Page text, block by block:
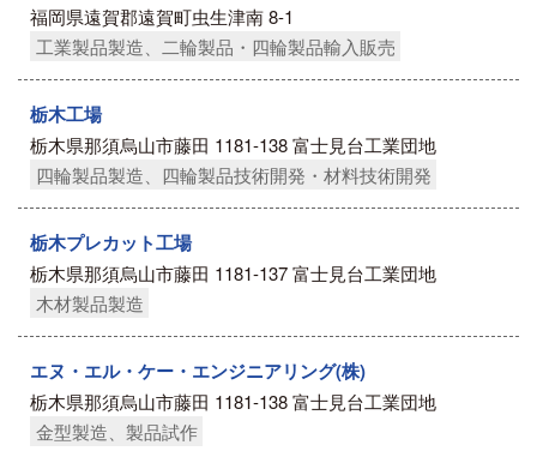
福岡県遠賀郡遠賀町虫生津南 8-1
工業製品製造、二輪製品・四輪製品輸入販売
栃木工場
栃木県那須烏山市藤田 1181-138 富士見台工業団地
四輪製品製造、四輪製品技術開発・材料技術開発
栃木プレカット工場
栃木県那須烏山市藤田 1181-137 富士見台工業団地
木材製品製造
エヌ・エル・ケー・エンジニアリング(株)
栃木県那須烏山市藤田 1181-138 富士見台工業団地
金型製造、製品試作